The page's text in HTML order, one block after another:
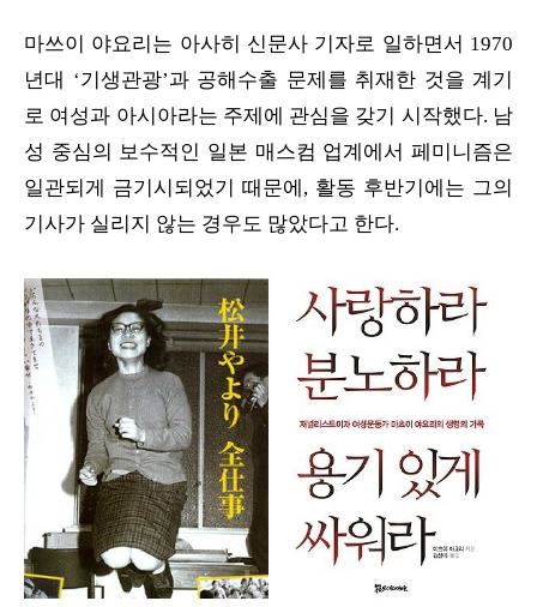
마쓰이 야요리는 아사히 신문사 기자로 일하면서 1970
년대 ‘기생관광’과 공해수출 문제를 취재한 것을 계기
로 여성과 아시아라는 주제에 관심을 갖기 시작했다. 남
성 중심의 보수적인 일본 매스컴 업계에서 페미니즘은
일관되게 금기시되었기 때문에, 활동 후반기에는 그의
기사가 실리지 않는 경우도 많았다고 한다.